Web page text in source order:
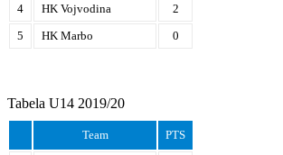
4
HK Vojvodina
2
5
HK Marbo 0
Tabela U14 2019/20
Team PTS